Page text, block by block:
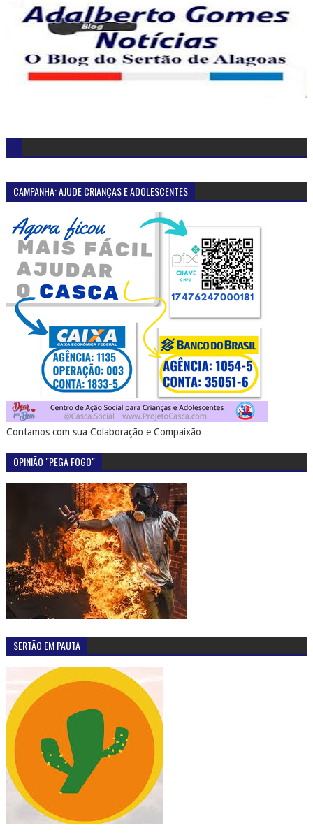
CAMPANHA: AJUDE CRIANÇAS E ADOLESCENTES
Contamos com sua Colaboração e Compaixão
OPINIÃO "PEGA FOGO"
SERTÃO EM PAUTA